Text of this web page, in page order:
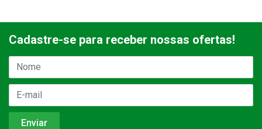
Cadastre-se para receber nossas ofertas!